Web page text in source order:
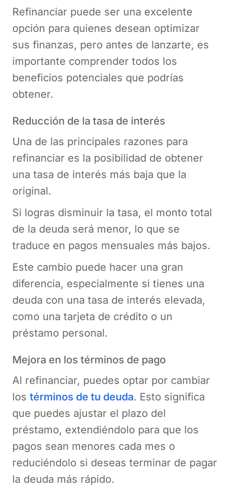
Refinanciar puede ser una excelente
opción para quienes desean optimizar
sus finanzas, pero antes de lanzarte, es
importante comprender todos los
beneficios potenciales que podrías
obtener.
Reducción de la tasa de interés
Una de las principales razones para
refinanciar es la posibilidad de obtener
una tasa de interés más baja que la
original.
Si logras disminuir la tasa, el monto total
de la deuda será menor, lo que se
traduce en pagos mensuales más bajos.
Este cambio puede hacer una gran
diferencia, especialmente si tienes una
deuda con una tasa de interés elevada,
como una tarjeta de crédito o un
préstamo personal.
Mejora en los términos de pago
Al refinanciar, puedes optar por cambiar
los términos de tu deuda. Esto significa
que puedes ajustar el plazo del
préstamo, extendiéndolo para que los
pagos sean menores cada mes o
reduciéndolo si deseas terminar de pagar
la deuda más rápido.